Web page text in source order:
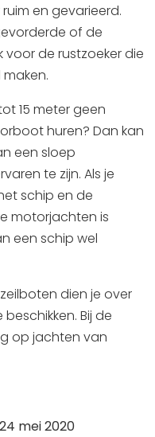
en gevarieerd.
of de
de rustzoeker die
15 meter geen
huren? Dan kan
een sloep
te zijn. Als je
schip en de
motorjachten is
een schip wel
dien je over
Bij de
op jachten van
mei 2020